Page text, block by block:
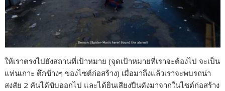
ให้เราตรงไปยังสถานที่เป้าหมาย (จุดเป้าหมายที่เราจะต้องไป จะเป็น
แท่นเกาะ ตึกข้างๆ ของไซต์ก่อสร้าง) เมื่อมาถึงแล้วเราจะพบรถน่า
สงสัย 2 คันได้ขับออกไป และได้ยินเสียงปืนดังมาจากในไซต์ก่อสร้าง